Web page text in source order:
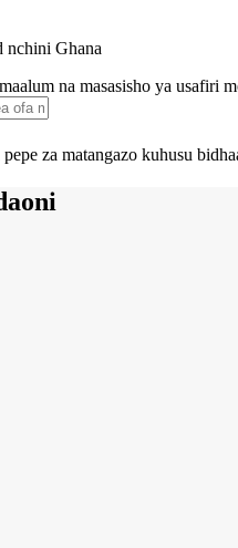
nchini Ghana
na masasisho ya usafiri
za matangazo kuhusu